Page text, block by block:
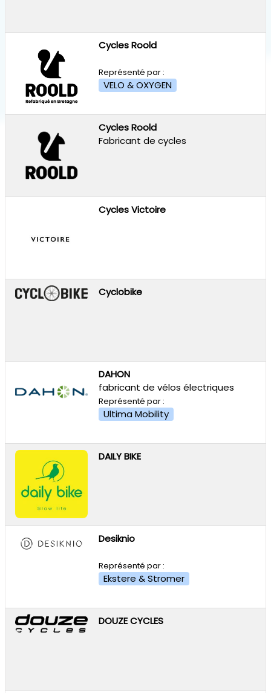
Cycles Roold
Représenté par :
VELO & OXYGEN
Cycles Roold
Fabricant de cycles
Cycles Victoire
Cyclobike
DAHON
fabricant de vélos électriques
Représenté par :
Ultima Mobility
DAILY BIKE
Desiknio
Représenté par :
Ekstere & Stromer
DOUZE CYCLES